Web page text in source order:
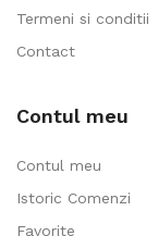
Termeni si conditii
Contact
Contul meu
Contul meu
Istoric Comenzi
Favorite